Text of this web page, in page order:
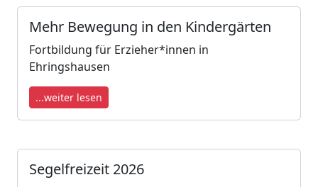
Mehr Bewegung in den Kindergärten
Fortbildung für Erzieher*innen in
Ehringshausen
...weiter lesen
Segelfreizeit 2026